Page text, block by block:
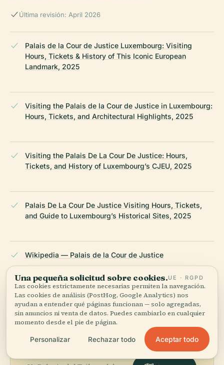
Última revisión: April 2026
Palais de la Cour de Justice Luxembourg: Visiting
Hours, Tickets & History of This Iconic European
Landmark, 2025
Visiting the Palais de la Cour de Justice in Luxembourg:
Hours, Tickets, and Architectural Highlights, 2025
Visiting the Palais De La Cour De Justice: Hours,
Tickets, and History of Luxembourg’s CJEU, 2025
Palais De La Cour De Justice Visiting Hours, Tickets,
and Guide to Luxembourg’s Historical Sites, 2025
Wikipedia — Palais de la Cour de Justice
ÚLTIMA REVISIÓN: APRIL 2026
Documentado a partir de Wikidata, Wikipedia y fuentes
oficiales · verificado ·Cómo hacemos nuestras guías →
Una pequeña solicitud sobre cookies.UE · RGPD
Las cookies estrictamente necesarias permiten la navegación.
Las cookies de análisis (PostHog, Google Analytics) nos
ayudan a entender qué páginas funcionan — solo agregadas,
sin anuncios ni venta de datos. Puedes cambiarlo en cualquier
momento desde el pie de página.
Personalizar Rechazar todo Aceptar todo